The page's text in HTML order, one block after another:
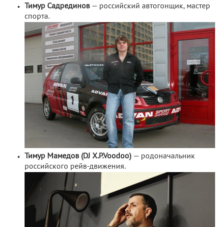
Тимур Садрединов — российский автогонщик, мастер
спорта.
Тимур Мамедов (DJ X.P.Voodoo) — родоначальник
российского рейв-движения.